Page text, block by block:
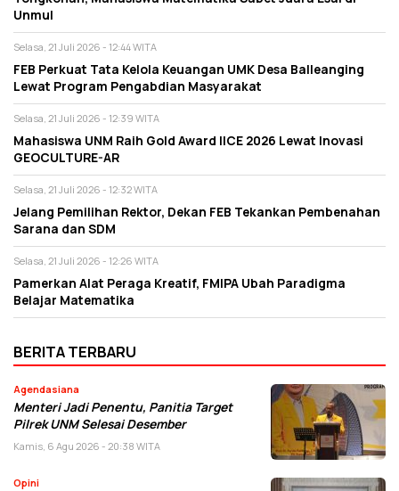
Unmul
Selasa, 21 Juli 2026 - 12:44 WITA
FEB Perkuat Tata Kelola Keuangan UMK Desa Balleanging
Lewat Program Pengabdian Masyarakat
Selasa, 21 Juli 2026 - 12:39 WITA
Mahasiswa UNM Raih Gold Award IICE 2026 Lewat Inovasi
GEOCULTURE-AR
Selasa, 21 Juli 2026 - 12:32 WITA
Jelang Pemilihan Rektor, Dekan FEB Tekankan Pembenahan
Sarana dan SDM
Selasa, 21 Juli 2026 - 12:26 WITA
Pamerkan Alat Peraga Kreatif, FMIPA Ubah Paradigma
Belajar Matematika
BERITA TERBARU
Agendasiana
Menteri Jadi Penentu, Panitia Target
Pilrek UNM Selesai Desember
Kamis, 6 Agu 2026 - 20:38 WITA
Opini